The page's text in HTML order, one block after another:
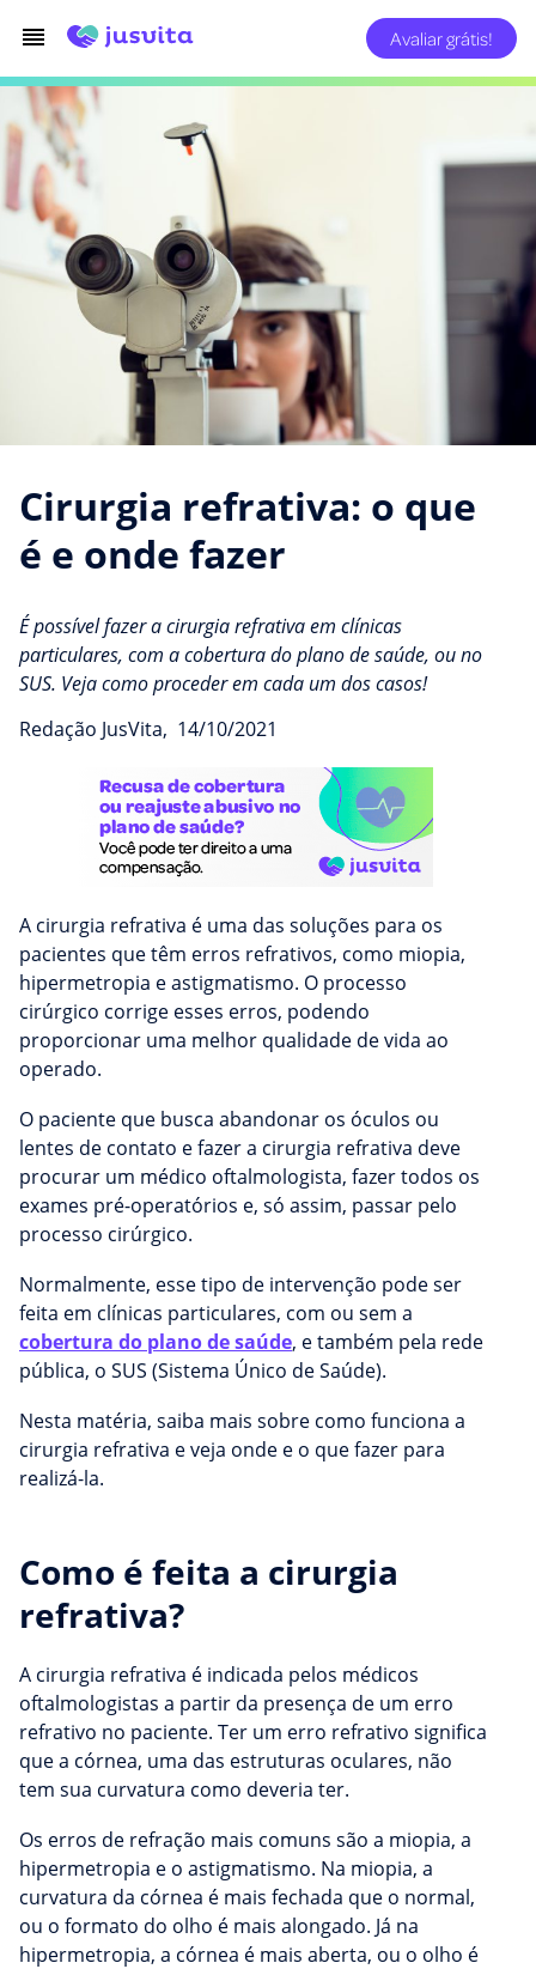
Avaliar grátis!
Cirurgia refrativa: o que
é e onde fazer
É possível fazer a cirurgia refrativa em clínicas
particulares, com a cobertura do plano de saúde, ou no
SUS. Veja como proceder em cada um dos casos!
Redação JusVita, 14/10/2021
A cirurgia refrativa é uma das soluções para os
pacientes que têm erros refrativos, como miopia,
hipermetropia e astigmatismo. O processo
cirúrgico corrige esses erros, podendo
proporcionar uma melhor qualidade de vida ao
operado.
O paciente que busca abandonar os óculos ou
lentes de contato e fazer a cirurgia refrativa deve
procurar um médico oftalmologista, fazer todos os
exames pré-operatórios e, só assim, passar pelo
processo cirúrgico.
Normalmente, esse tipo de intervenção pode ser
feita em clínicas particulares, com ou sem a
cobertura do plano de saúde, e também pela rede
pública, o SUS (Sistema Único de Saúde).
Nesta matéria, saiba mais sobre como funciona a
cirurgia refrativa e veja onde e o que fazer para
realizá-la.
Como é feita a cirurgia
refrativa?
A cirurgia refrativa é indicada pelos médicos
oftalmologistas a partir da presença de um erro
refrativo no paciente. Ter um erro refrativo significa
que a córnea, uma das estruturas oculares, não
tem sua curvatura como deveria ter.
Os erros de refração mais comuns são a miopia, a
hipermetropia e o astigmatismo. Na miopia, a
curvatura da córnea é mais fechada que o normal,
ou o formato do olho é mais alongado. Já na
hipermetropia, a córnea é mais aberta, ou o olho é